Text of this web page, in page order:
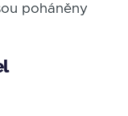
poháněny